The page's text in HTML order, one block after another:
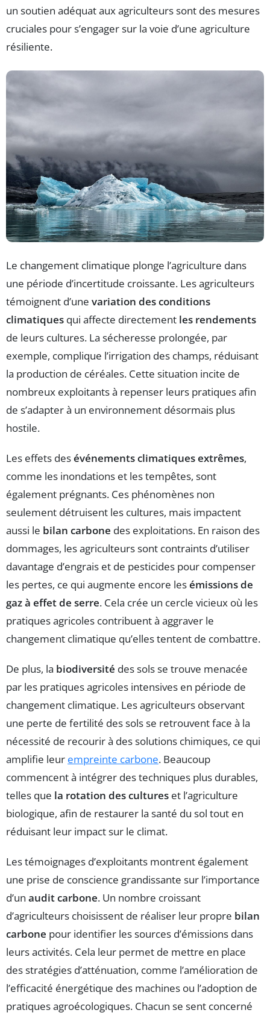
un soutien adéquat aux agriculteurs sont des mesures
cruciales pour s’engager sur la voie d’une agriculture
résiliente.
Le changement climatique plonge l’agriculture dans
une période d’incertitude croissante. Les agriculteurs
témoignent d’une variation des conditions
climatiques qui affecte directement les rendements
de leurs cultures. La sécheresse prolongée, par
exemple, complique l’irrigation des champs, réduisant
la production de céréales. Cette situation incite de
nombreux exploitants à repenser leurs pratiques afin
de s’adapter à un environnement désormais plus
hostile.
Les effets desévénements climatiques extrêmes,
comme les inondations et les tempêtes, sont
également prégnants. Ces phénomènes non
seulement détruisent les cultures, mais impactent
aussi le bilan carbone des exploitations. En raison des
dommages, les agriculteurs sont contraints d’utiliser
davantage d’engrais et de pesticides pour compenser
les pertes, ce qui augmente encore lesémissions de
gaz à effet de serre. Cela crée un cercle vicieux où les
pratiques agricoles contribuent à aggraver le
changement climatique qu’elles tentent de combattre.
De plus, la biodiversité des sols se trouve menacée
par les pratiques agricoles intensives en période de
changement climatique. Les agriculteurs observant
une perte de fertilité des sols se retrouvent face à la
nécessité de recourir à des solutions chimiques, ce qui
amplifie leur empreinte carbone. Beaucoup
commencent à intégrer des techniques plus durables,
telles que la rotation des cultures et l’agriculture
biologique, afin de restaurer la santé du sol tout en
réduisant leur impact sur le climat.
Les témoignages d’exploitants montrent également
une prise de conscience grandissante sur l’importance
d’un audit carbone. Un nombre croissant
d’agriculteurs choisissent de réaliser leur propre bilan
carbone pour identifier les sources d’émissions dans
leurs activités. Cela leur permet de mettre en place
des stratégies d’atténuation, comme l’amélioration de
l’efficacité énergétique des machines ou l’adoption de
pratiques agroécologiques. Chacun se sent concerné